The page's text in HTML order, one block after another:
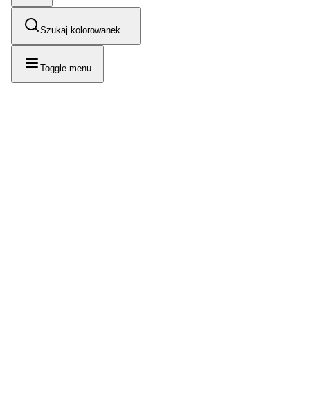
Szukaj kolorowanek...
Toggle menu